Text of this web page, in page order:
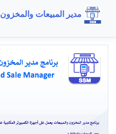
مدير المبيعات والمخزون